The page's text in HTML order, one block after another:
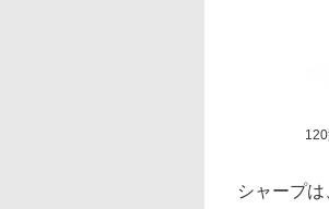
シャープ